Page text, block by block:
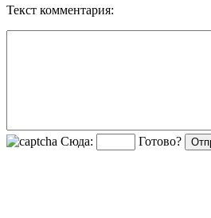
Текст комментария:
Сюда:
Готово?